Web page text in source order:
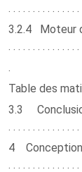
. . . . . . . . . . . . . .
3.2.4 Moteur
. . . . . . . . . . . . . .
.
Table des
3.3 Conclusion
. . . . . . . . . . . . . .
4 Conception
. . . . . . . . . . . . . .